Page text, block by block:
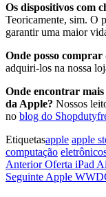
Os dispositivos com
Teoricamente, sim. O
garantir uma maior
Onde posso
adquiri-los na nossa
Onde encontrar mais
da Apple? Nossos
no blog do
Etiquetasapple apple
computação
Navegação
de
Artigo
anterior
Anterior Oferta iPad
Artigo
Seguinte Apple